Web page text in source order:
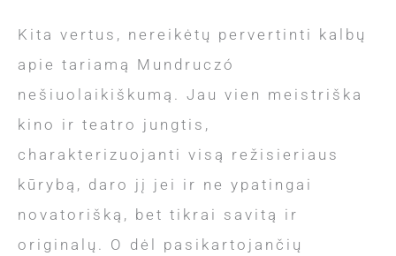
Kita vertus, nereikėtų pervertinti kalbų
apie tariamą Mundruczó
nešiuolaikiškumą. Jau vien meistriška
kino ir teatro jungtis,
charakterizuojanti visą režisieriaus
kūrybą, daro jį jei ir ne ypatingai
novatorišką, bet tikrai savitą ir
originalų. O dėl pasikartojančių